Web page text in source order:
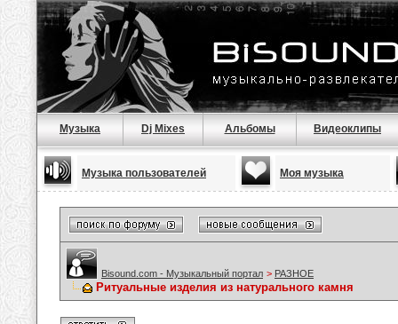
Музыка Dj Mixes Альбомы Видеоклипы
Музыка пользователей Моя музыка
Bisound.com - Музыкальный портал > РАЗНОЕ
Ритуальные изделия из натурального камня